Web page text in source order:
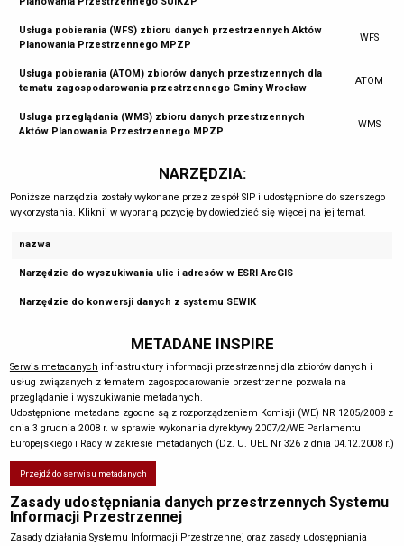
Usługa pobierania (WFS) zbioru danych przestrzennych Aktów
Planowania Przestrzennego MPZP
WFS
Usługa pobierania (ATOM) zbiorów danych przestrzennych dla
tematu zagospodarowania przestrzennego Gminy Wrocław
ATOM
Usługa przeglądania (WMS) zbioru danych przestrzennych
Aktów Planowania Przestrzennego MPZP
WMS
NARZĘDZIA:
Poniższe narzędzia zostały wykonane przez zespół SIP i udostępnione do szerszego
wykorzystania. Kliknij w wybraną pozycję by dowiedzieć się więcej na jej temat.
nazwa
Narzędzie do wyszukiwania ulic i adresów w ESRI ArcGIS
Narzędzie do konwersji danych z systemu SEWIK
METADANE INSPIRE
Serwis metadanych infrastruktury informacji przestrzennej dla zbiorów danych i
usług związanych z tematem zagospodarowanie przestrzenne pozwala na
przeglądanie i wyszukiwanie metadanych.
Udostępnione metadane zgodne są z rozporządzeniem Komisji (WE) NR 1205/2008 z
dnia 3 grudnia 2008 r. w sprawie wykonania dyrektywy 2007/2/WE Parlamentu
Europejskiego i Rady w zakresie metadanych (Dz. U. UEL Nr 326 z dnia 04.12.2008 r.)
Przejdź do serwisu metadanych
Zasady udostępniania danych przestrzennych Systemu
Informacji Przestrzennej
Zasady działania Systemu Informacji Przestrzennej oraz zasady udostępniania